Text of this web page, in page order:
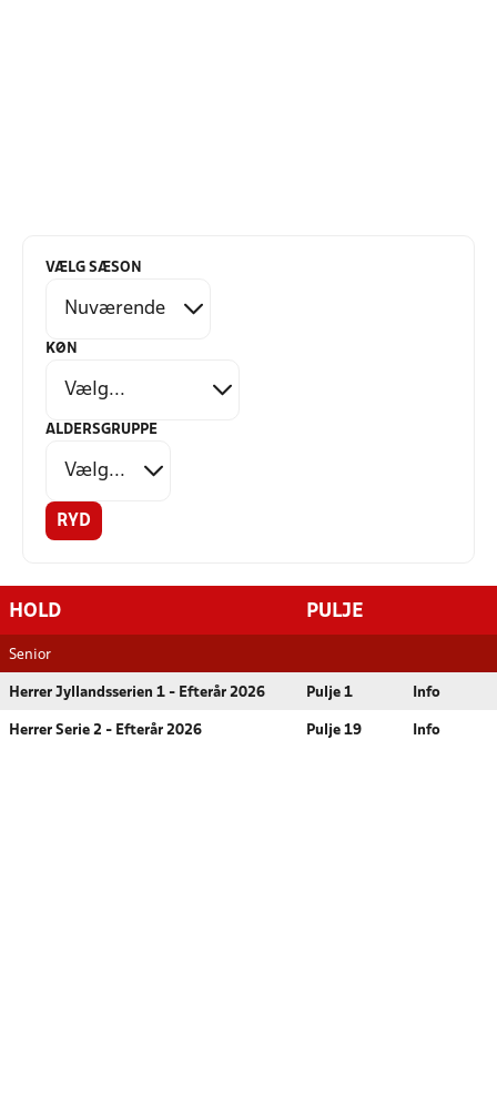
VÆLG SÆSON
KØN
ALDERSGRUPPE
RYD
HOLD PULJE
Senior
Herrer Jyllandsserien 1 - Efterår 2026 Pulje 1 Info
Herrer Serie 2 - Efterår 2026 Pulje 19 Info